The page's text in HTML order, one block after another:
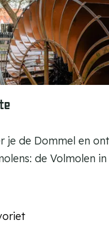
je de Dommel en
de Volmolen in